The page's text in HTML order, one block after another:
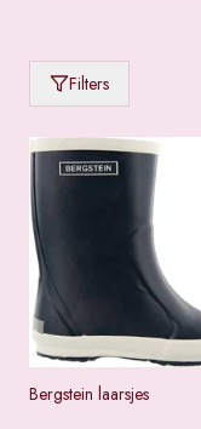
Producten van
Filters
Bergstein laarsjes